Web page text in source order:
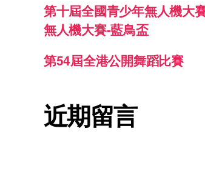
第十屆全國青少年無人機大
無人機大賽-藍鳥盃
第54屆全港公開舞蹈比賽
近期留言